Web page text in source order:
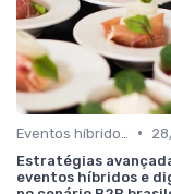
•
Estratégias
eventos híbridos e